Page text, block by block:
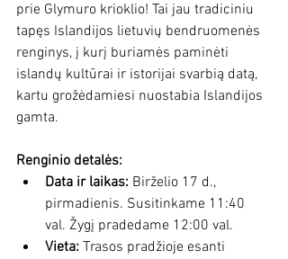
prie Glymuro krioklio! Tai jau tradiciniu
tapęs Islandijos lietuvių bendruomenės
renginys, į kurį buriamės paminėti
islandų kultūrai ir istorijai svarbią datą,
kartu grožėdamiesi nuostabia Islandijos
gamta.
Renginio detalės:
Data ir laikas: Birželio 17 d.,
pirmadienis. Susitinkame 11:40
val. Žygį pradedame 12:00 val.
Vieta: Trasos pradžioje esanti